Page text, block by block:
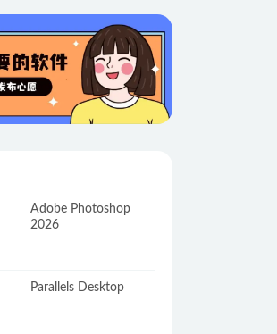
Adobe Photoshop
2026
Parallels Desktop